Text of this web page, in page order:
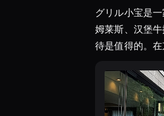
グリル小宝是
姆莱斯、汉堡
待是值得的。